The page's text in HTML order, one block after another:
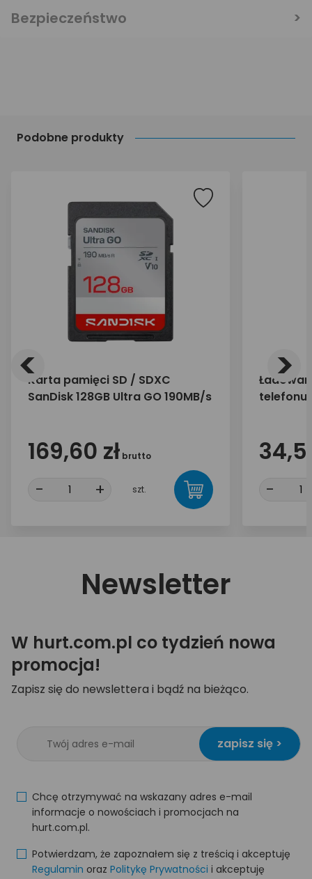
Podobne produkty
Karta pamięci SD / SDXC
SanDisk 128GB Ultra GO 190MB/s
169,60 zł brutto
- + szt.
telefonu
-
< >
Bezpieczeństwo
Newsletter
W hurt.com.pl co tydzień nowa
promocja!
Zapisz się do newslettera i bądź na bieżąco.
zapisz się >
Chcę otrzymywać na wskazany adres e-mail
informacje o nowościach i promocjach na
hurt.com.pl.
Potwierdzam, że zapoznałem się z treścią i akceptuję
Regulamin oraz Politykę Prywatności i akceptuję